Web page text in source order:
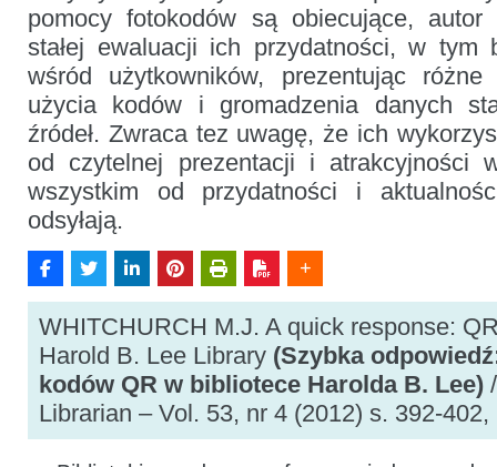
pomocy fotokodów są obiecujące, autor
stałej ewaluacji ich przydatności, w tym
wśród użytkowników, prezentując
użycia kodów i gromadzenia danych
źródeł. Zwraca tez uwagę, że ich
od czytelnej prezentacji i atrakcyjności
wszystkim od przydatności i
odsyłają.
WHITCHURCH M.J. A quick response:
Harold B. Lee Library (Szybka
kodów QR w bibliotece Harolda B. Lee)
Librarian – Vol. 53, nr 4 (2012) s. 392-